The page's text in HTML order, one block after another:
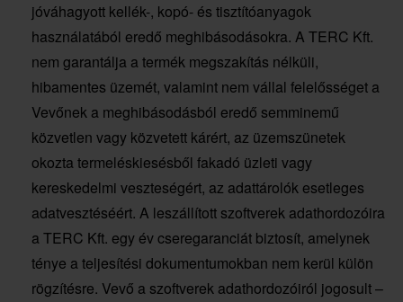
jóváhagyott kellék-, kopó- és tisztítóanyagok
használatából eredő meghibásodásokra. A TERC Kft.
nem garantálja a termék megszakítás nélküli,
hibamentes üzemét, valamint nem vállal felelősséget a
Vevőnek a meghibásodásból eredő semminemű
közvetlen vagy közvetett kárért, az üzemszünetek
okozta termeléskiesésből fakadó üzleti vagy
kereskedelmi veszteségért, az adattárolók esetleges
adatvesztéséért. A leszállított szoftverek adathordozóira
a TERC Kft. egy év cseregaranciát biztosít, amelynek
ténye a teljesítési dokumentumokban nem kerül külön
rögzítésre. Vevő a szoftverek adathordozóiról jogosult –